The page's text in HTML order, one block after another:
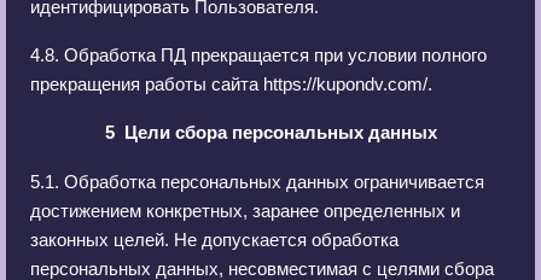
идентифицировать Пользователя.
4.8. Обработка ПД прекращается при условии полного
прекращения работы сайта https://kupondv.com/.
5 Цели сбора персональных данных
5.1. Обработка персональных данных ограничивается
достижением конкретных, заранее определенных и
законных целей. Не допускается обработка
персональных данных, несовместимая с целями сбора